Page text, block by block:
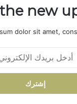
new
dolor sit amet,